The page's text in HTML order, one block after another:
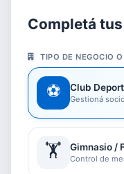
Completá
TIPO DE NEGOCIO
⚽ Club
Gestioná
🏋️ Gimnasio /
Control de